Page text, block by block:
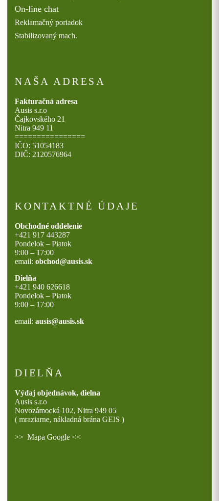
On-line chat
Reklamačný poriadok
Stabilizovaný mach.
NAŠA ADRESA
Fakturačná adresa
Ausis s.r.o
Čajkovského 21
Nitra 949 11
================
IČO: 51054183
DIČ: 2120576964
KONTAKTNÉ ÚDAJE
Obchodné oddelenie
+421 917 443287
Pondelok – Piatok
9:00 – 17:00
email: obchod@ausis.sk
Dielňa
+421 940 626618
Pondelok – Piatok
9:00 – 17:00
email: ausis@ausis.sk
DIELŇA
Výdaj objednávok, dielna
Ausis s.r.o
Novozámocká 102, Nitra 949 05
( mraziarne, nákladná brána GEIS )
>> Mapa Google <<